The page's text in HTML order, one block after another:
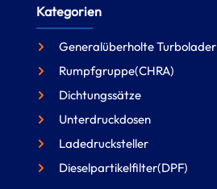
Kategorien
Generalüberholte Turbolader
Rumpfgruppe(CHRA)
Dichtungssätze
Unterdruckdosen
Ladedrucksteller
Dieselpartikelfilter(DPF)